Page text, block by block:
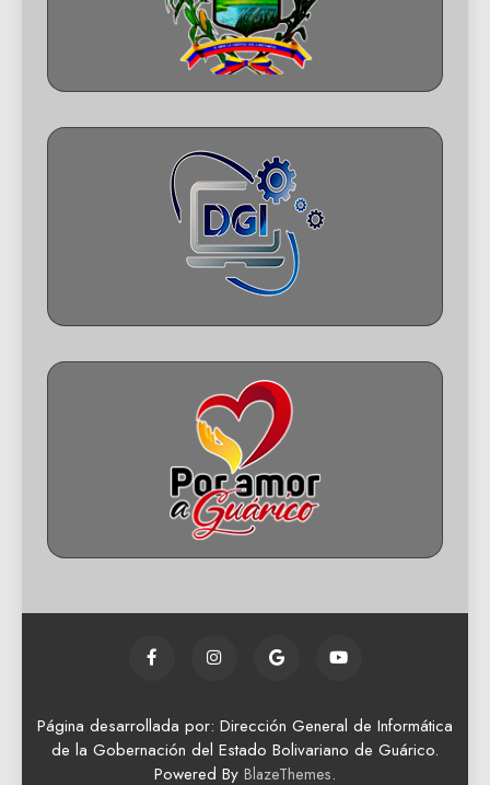
Página desarrollada por: Dirección General de Informática
de la Gobernación del Estado Bolivariano de Guárico.
Powered By BlazeThemes.